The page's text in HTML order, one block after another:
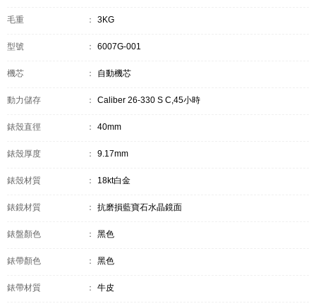
毛重 ： 3KG
型號 ： 6007G-001
機芯 ： 自動機芯
動力儲存 ： Caliber 26‑330 S C,45小時
錶殼直徑 ： 40mm
錶殼厚度 ： 9.17mm
錶殼材質 ： 18kt白金
錶鏡材質 ： 抗磨損藍寶石水晶鏡面
錶盤顏色 ： 黑色
錶帶顏色 ： 黑色
錶帶材質 ： 牛皮